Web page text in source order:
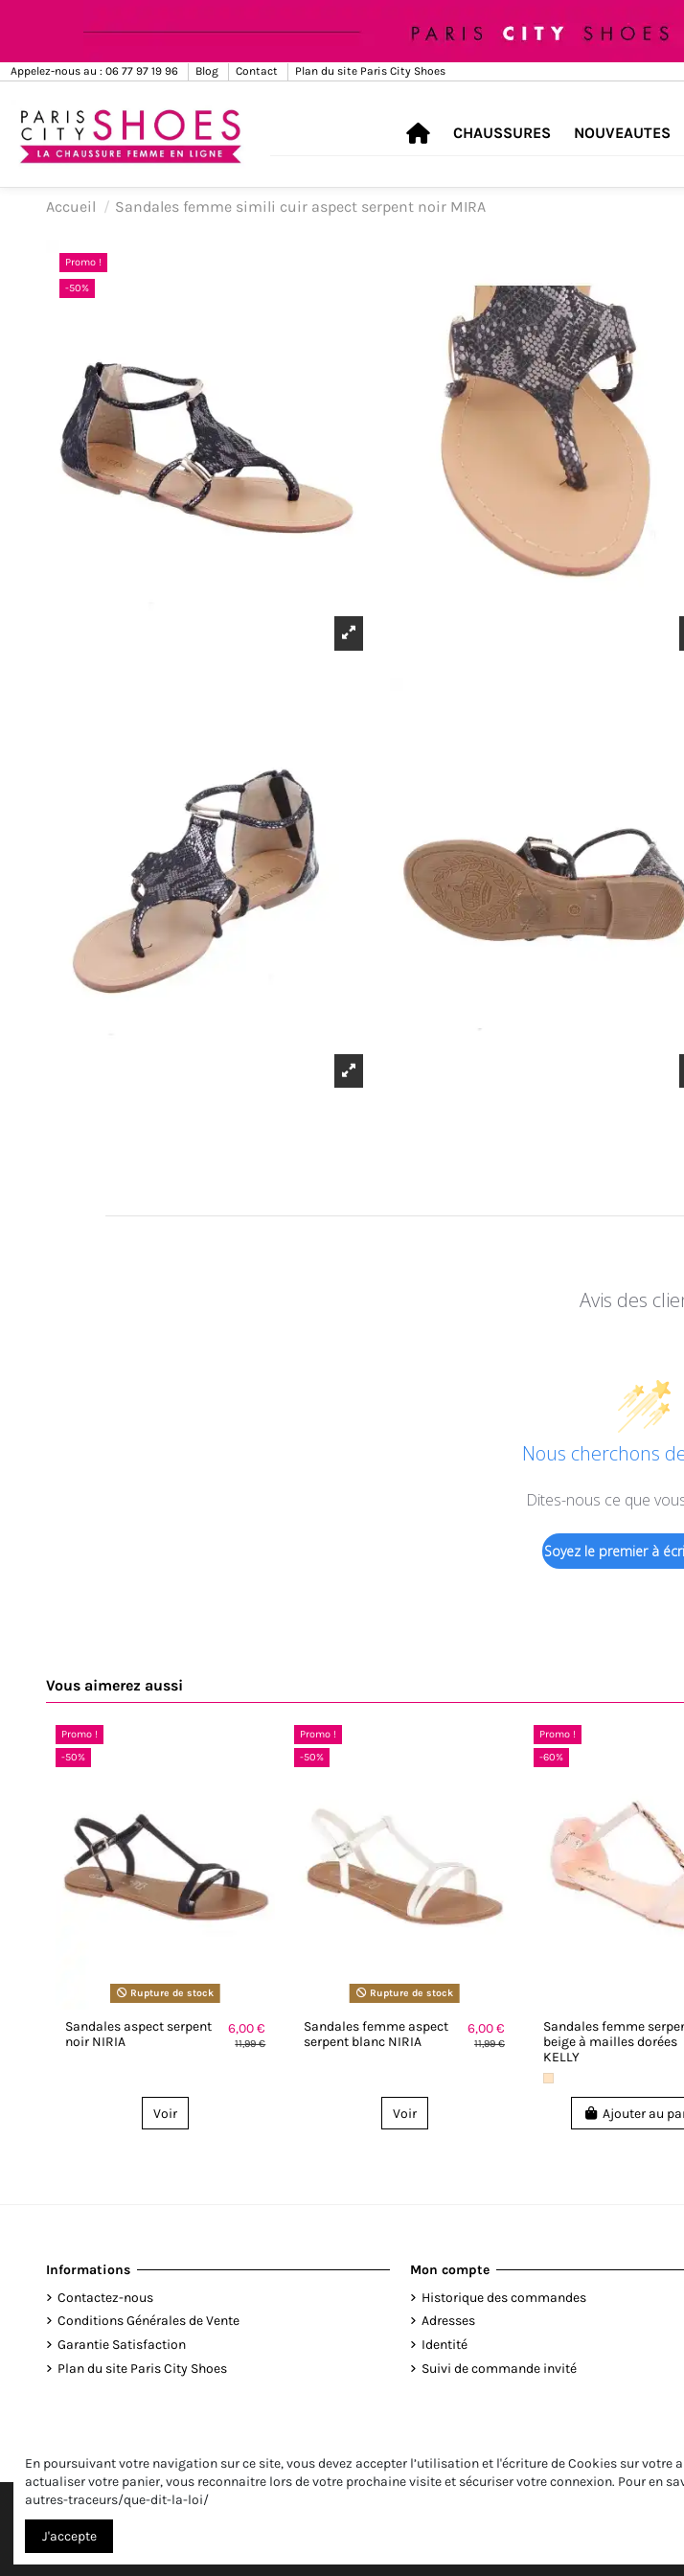
Appelez-nous au : 06 77 97 19 96 Blog Contact Plan du site Paris City Shoes
CHAUSSURES NOUVEAUTES
Accueil Sandales femme simili cuir aspect serpent noir MIRA
Promo !
-50%
Avis des
Nous cherchons
Dites-nous ce que
Soyez le premier à
Vous aimerez aussi
Promo !
-50%
Rupture de stock
Sandales aspect serpent
noir NIRIA
6,00 €
11,99 €
Voir
Promo !
-50%
Rupture de stock
Sandales femme aspect
serpent blanc NIRIA
6,00 €
11,99 €
Voir
Promo !
-60%
Sandales femme
beige à mailles dorées
KELLY
Ajouter au
Informations
Contactez-nous
Conditions Générales de Vente
Garantie Satisfaction
Plan du site Paris City Shoes
Mon compte
Historique des commandes
Adresses
Identité
Suivi de commande invité
En poursuivant votre navigation sur ce site, vous devez accepter l’utilisation et l'écriture de Cookies sur
actualiser votre panier, vous reconnaitre lors de votre prochaine visite et sécuriser votre connexion. Pour
autres-traceurs/que-dit-la-loi/
J'accepte